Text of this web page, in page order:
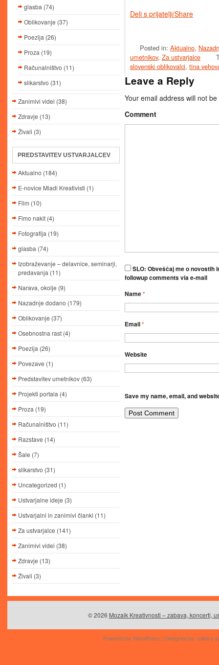
glasba (74)
Oblikovanje (37)
Poezija (26)
Proza (19)
Računalništvo (11)
slikarstvo (31)
Zanimivi videi (38)
Zdravje (13)
Živali (3)
PREDSTAVITEV USTVARJALCEV
Aktualno (184)
E-novice Mladi Kreativisti (1)
Film (10)
Fimo nakit (4)
Fotografija (19)
glasba (74)
Izobraževanje – delavnice, seminarji,
predavanja (11)
Narava, okolje (9)
Nazadnje dodano (179)
Oblikovanje (37)
Osebnostna rast (4)
Poezija (26)
Povezave (1)
Predstavitev umetnikov (63)
Projekti portala (4)
Proza (19)
Računalništvo (11)
Razstave (14)
Šale (7)
slikarstvo (31)
Uncategorized (1)
Ustvarjalne ideje (3)
Ustvarjalni in zanimivi članki (11)
Za ustvarjalce (141)
Zanimivi videi (38)
Zdravje (13)
Živali (3)
Deli s prijatelji/Share
Posted in: Aktualno,
umetnikov, Za ustvarjalce
slovenski oblikovalci, tina
Leave a Reply
Your email address will not
Comment
SLO: Obveščaj me o novostih
followup comments via e-mail
Name*
Email*
Website
Save my name, email, and
© 2026 Mozaik Kreativnosti – zabava, koncerti,
Powered by WordPress | Designed by: military